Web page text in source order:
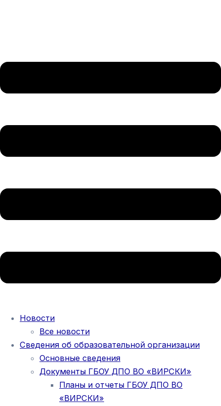
Новости
Все новости
Сведения об образовательной организации
Основные сведения
Документы ГБОУ ДПО ВО «ВИРСКИ»
Планы и отчеты ГБОУ ДПО ВО
«ВИРСКИ»